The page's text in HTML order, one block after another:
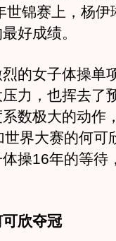
锦赛上，杨伊
好成绩。
女子体操单
力，也挥去了
数极大的动作
界大赛的何可
操16年的等待
欣夺冠